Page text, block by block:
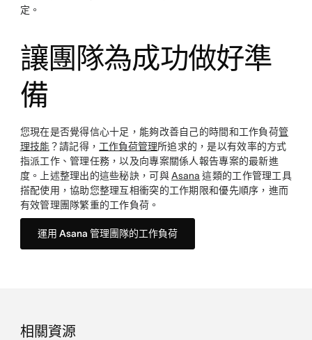
定。
讓團隊為成功做好準
備
您現在是否覺得信心十足，能夠改善自己的時間和工作負荷管
理技能？請記得， 工作負荷管理所追求的，是以有效率的方式
指派工作、管理任務，以及向專案關係人報告專案的最新進
度。上述整理出的這些秘訣，可與Asana 這類的工作管理工具
搭配使用，協助您整理互相衝突的工作期限和優先順序，進而
有效管理團隊繁重的工作負荷。
運用 Asana 管理團隊的工作負荷
相關資源